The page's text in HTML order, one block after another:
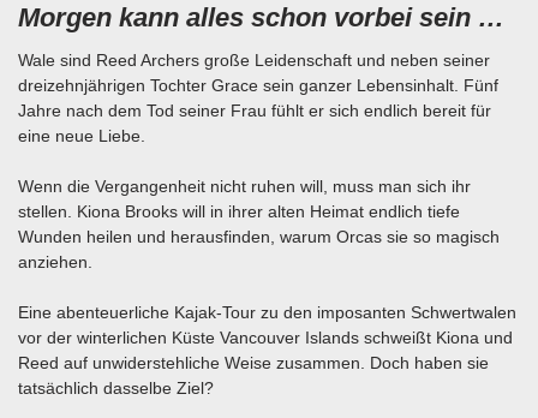
Morgen kann alles schon vorbei sein …
Wale sind Reed Archers große Leidenschaft und neben seiner
dreizehnjährigen Tochter Grace sein ganzer Lebensinhalt. Fünf
Jahre nach dem Tod seiner Frau fühlt er sich endlich bereit für
eine neue Liebe.
Wenn die Vergangenheit nicht ruhen will, muss man sich ihr
stellen. Kiona Brooks will in ihrer alten Heimat endlich tiefe
Wunden heilen und herausfinden, warum Orcas sie so magisch
anziehen.
Eine abenteuerliche Kajak-Tour zu den imposanten Schwertwalen
vor der winterlichen Küste Vancouver Islands schweißt Kiona und
Reed auf unwiderstehliche Weise zusammen. Doch haben sie
tatsächlich dasselbe Ziel?